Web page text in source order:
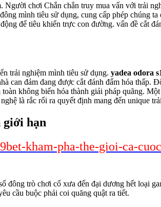
Người chơi Chắn chắn truy mua vấn với trải
mình tiêu sử dụng, cung cấp phép chúng
để tiêu khiển trực con đường. vấn đề cắt
trải nghiệm mình tiêu sử dụng. yadea odora
can đảm đang được cắt đánh đấm hóa thấp.
không biến hóa thành giải pháp quãng.
là rắc rối ra quyết định mang đến unique
giới hạn
kham-pha-the-gioi-ca-
đông trò chơi cổ xưa đến đại dương hết loại
cầu buộc phải coi quăng quật ra tiết.